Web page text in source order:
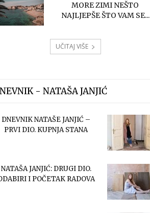
MORE ZIMI NEŠTO
NAJLJEPŠE ŠTO VAM SE...
UČITAJ VIŠE
- NATAŠA JANJIĆ
DNEVNIK NATAŠE JANJIĆ –
PRVI DIO. KUPNJA STANA
NATAŠA JANJIĆ: DRUGI DIO.
I POČETAK RADOVA